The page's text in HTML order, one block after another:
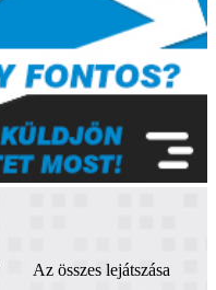
Az összes lejátszása